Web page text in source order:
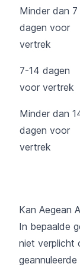
Minder dan 7
dagen voor
vertrek
7-14 dagen
voor vertrek
Minder dan
dagen voor
vertrek
Kan Aegean
In bepaalde
niet verplicht